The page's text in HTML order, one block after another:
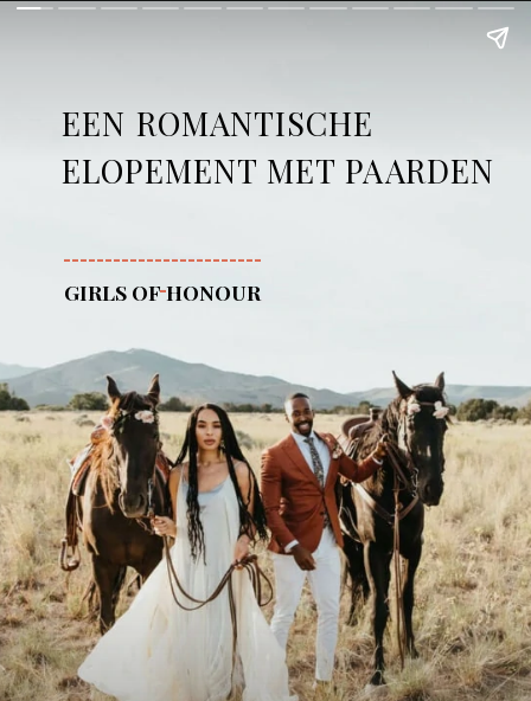
EEN ROMANTISCHE
ELOPEMENT MET PAARDEN
GIRLS OF HONOUR
------------------------
-